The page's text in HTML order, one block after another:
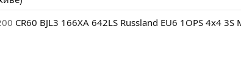
CR60 BJL3 166XA 642LS Russland EU6 1OPS 4x4 3S